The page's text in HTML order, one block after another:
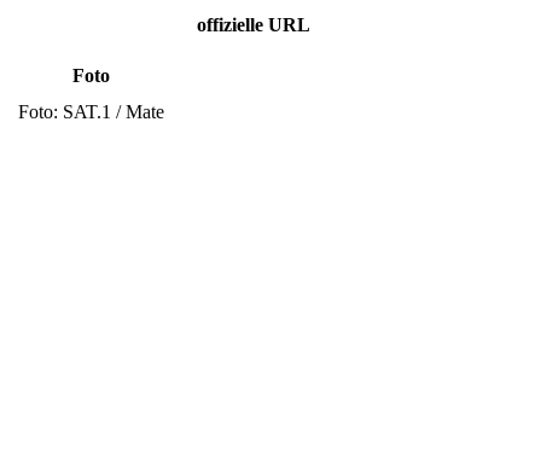
offizielle URL
Foto
Foto: SAT.1 / Mate